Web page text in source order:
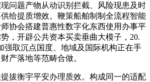
问题产物从动识别拦截、风险现患及时
给提质增效。鞭策船舶制制全流程智能
协会搭建普惠性数字化东西使用办事平
，开辟公共资本买卖垂曲大模子，20.
强取沉点国度、地域及国际机构正在手
产落地等范畴合做。
衡宇平安办理质效。构成同一的适配